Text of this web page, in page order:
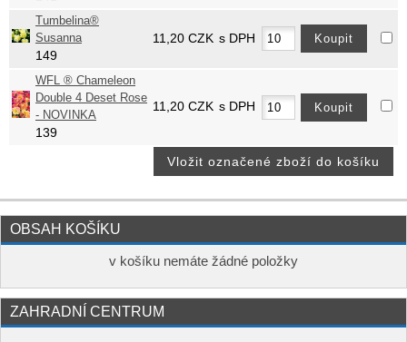
Tumbelina®
Susanna
149
11,20 CZK s DPH
WFL ® Chameleon
Double 4 Deset Rose
- NOVINKA
139
11,20 CZK s DPH
OBSAH KOŠÍKU
v košíku nemáte žádné položky
ZAHRADNÍ CENTRUM